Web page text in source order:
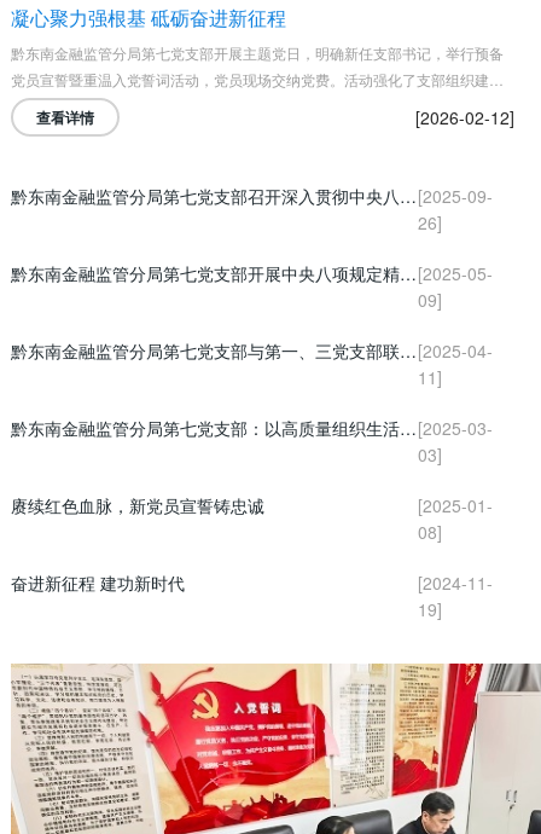
凝心聚力强根基 砥砺奋进新征程
黔东南金融监管分局第七党支部开展主题党日，明确新任支部书记，举行预备
党员宣誓暨重温入党誓词活动，党员现场交纳党费。活动强化了支部组织建设
与党性教育，激励党员立足岗位、担当作为，以党建实效助力地方金融高质量
发展。
查看详情 [2026-02-12]
黔东南金融监管分局第七党支部召开深入贯彻中央八项规定精神学习教育总结会议[2025-09-
26]
黔东南金融监管分局第七党支部开展中央八项规定精神学习[2025-05-
09]
黔东南金融监管分局第七党支部与第一、三党支部联合开展“追寻先烈足迹 传承长征精神” 主题党日活动[2025-04-
11]
黔东南金融监管分局第七党支部：以高质量组织生活会擦亮党性底色[2025-03-
03]
赓续红色血脉，新党员宣誓铸忠诚
[2025-01-
08]
奋进新征程 建功新时代
[2024-11-
19]